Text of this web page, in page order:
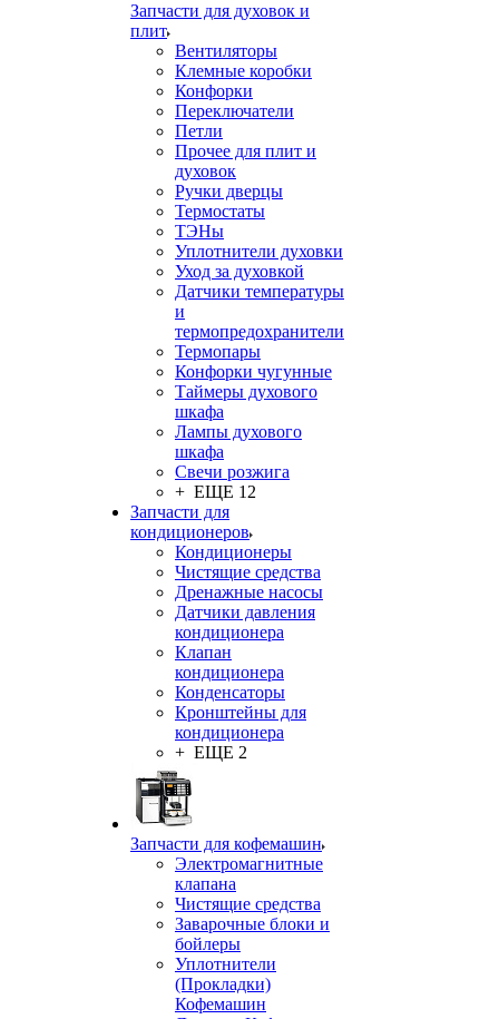
Запчасти для духовок и
плит
Вентиляторы
Клемные коробки
Конфорки
Переключатели
Петли
Прочее для плит и
духовок
Ручки дверцы
Термостаты
ТЭНы
Уплотнители духовки
Уход за духовкой
Датчики температуры
и
термопредохранители
Термопары
Конфорки чугунные
Таймеры духового
шкафа
Лампы духового
шкафа
Свечи розжига
+ ЕЩЕ 12
Запчасти для
кондиционеров
Кондиционеры
Чистящие средства
Дренажные насосы
Датчики давления
кондиционера
Клапан
кондиционера
Конденсаторы
Кронштейны для
кондиционера
+ ЕЩЕ 2
Запчасти для кофемашин
Электромагнитные
клапана
Чистящие средства
Заварочные блоки и
бойлеры
Уплотнители
(Прокладки)
Кофемашин